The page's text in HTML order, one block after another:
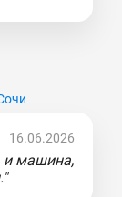
16.06.2026
и машина,